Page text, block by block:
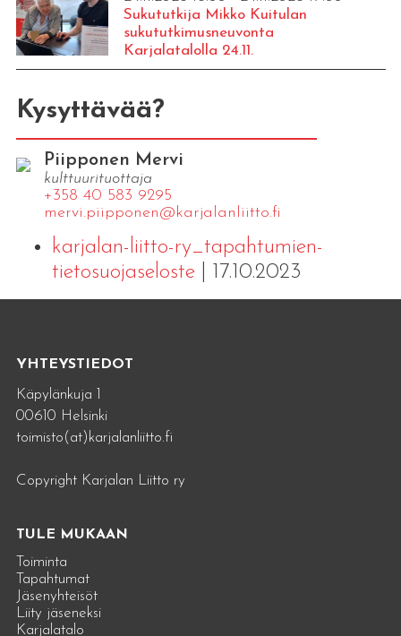
Sukututkija Mikko Kuitulan
sukututkimusneuvonta
Karjalatalolla 24.11.
Kysyttävää?
Piipponen Mervi
kulttuurituottaja
+358 40 583 9295
mervi.​piipponen@​kar​jala​nlii​tto.​fi
karjalan-liitto-ry_tapahtumien-
tietosuojaseloste| 17.10.2023
YHTEYSTIEDOT
Käpylänkuja 1
00610 Helsinki
toimisto(at)karjalanliitto.fi
Copyright Karjalan Liitto ry
TULE MUKAAN
Toiminta
Tapahtumat
Jäsenyhteisöt
Liity jäseneksi
Karjalatalo